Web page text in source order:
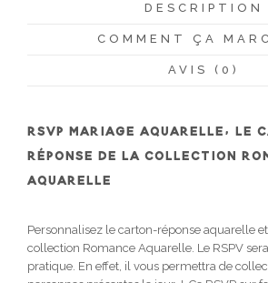
DESCRIPTION
COMMENT ÇA
AVIS (0)
RSVP MARIAGE AQUARELLE, LE
RÉPONSE DE LA COLLECTION
AQUARELLE
Personnalisez le carton-réponse aquarelle
collection Romance Aquarelle. Le RSPV
pratique. En effet, il vous permettra de